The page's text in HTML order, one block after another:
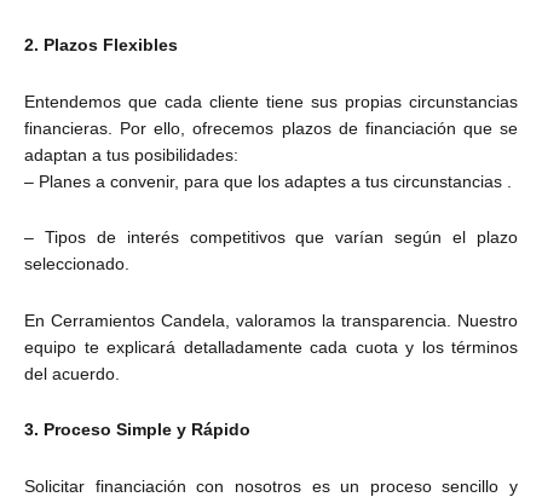
2. Plazos Flexibles
Entendemos que cada cliente tiene sus propias circunstancias
financieras. Por ello, ofrecemos plazos de financiación que se
adaptan a tus posibilidades:
– Planes a convenir, para que los adaptes a tus circunstancias .
– Tipos de interés competitivos que varían según el plazo
seleccionado.
En Cerramientos Candela, valoramos la transparencia. Nuestro
equipo te explicará detalladamente cada cuota y los términos
del acuerdo.
3. Proceso Simple y Rápido
Solicitar financiación con nosotros es un proceso sencillo y